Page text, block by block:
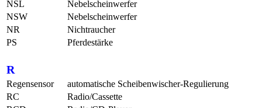
NSL
Nebelscheinwerfer
NSW
Nebelscheinwerfer
NR
Nichtraucher
PS
Pferdestärke
R
Regensensor
automatische Scheibenwischer-Regulierung
RC
Radio/Cassette